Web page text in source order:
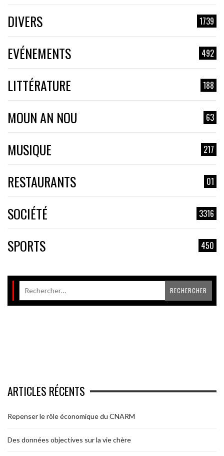
DIVERS 1739
EVÉNEMENTS 492
LITTÉRATURE 188
MOUN AN NOU 63
MUSIQUE 217
RESTAURANTS 01
SOCIÉTÉ 3316
SPORTS 450
ARTICLES RÉCENTS
Repenser le rôle économique du CNARM
Des données objectives sur la vie chère